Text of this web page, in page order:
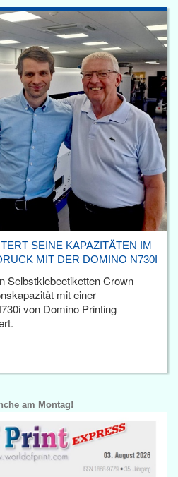
SEINE KAPAZITÄTEN IM
MIT DER DOMINO N730I
Selbstklebeetiketten Crown
mit einer
von Domino Printing
am Montag!